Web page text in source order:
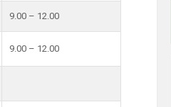
9.00 – 12.00
9.00 – 12.00